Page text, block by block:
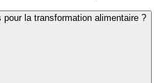
la transformation alimentaire ?